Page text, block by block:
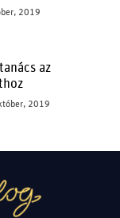
2019
az
2019